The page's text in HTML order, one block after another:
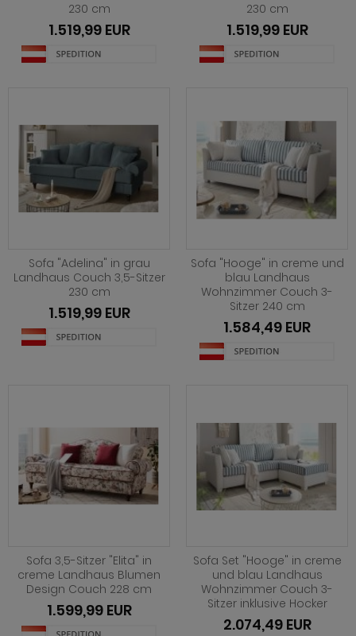
230 cm
1.519,99 EUR
230 cm
1.519,99 EUR
Sofa "Adelina" in grau
Landhaus Couch 3,5-Sitzer
230 cm
1.519,99 EUR
Sofa "Hooge" in creme und
blau Landhaus
Wohnzimmer Couch 3-
Sitzer 240 cm
1.584,49 EUR
Sofa 3,5-Sitzer "Elita" in
creme Landhaus Blumen
Design Couch 228 cm
1.599,99 EUR
Sofa Set "Hooge" in creme
und blau Landhaus
Wohnzimmer Couch 3-
Sitzer inklusive Hocker
2.074,49 EUR